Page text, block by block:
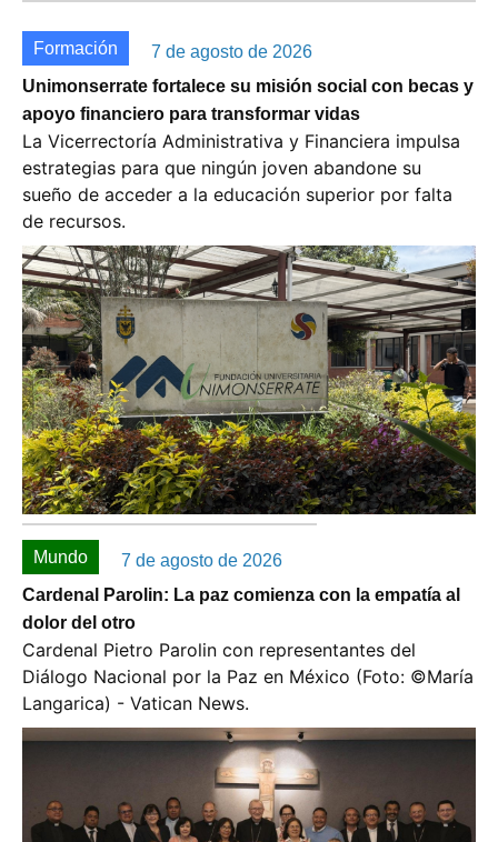
Formación
7 de agosto de 2026
Unimonserrate fortalece su misión social con becas y
apoyo financiero para transformar vidas
La Vicerrectoría Administrativa y Financiera impulsa
estrategias para que ningún joven abandone su
sueño de acceder a la educación superior por falta
de recursos.
Mundo
7 de agosto de 2026
Cardenal Parolin: La paz comienza con la empatía al
dolor del otro
Cardenal Pietro Parolin con representantes del
Diálogo Nacional por la Paz en México (Foto: ©️María
Langarica) - Vatican News.